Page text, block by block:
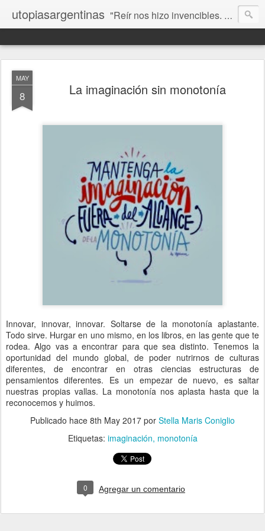
utopiasargentinas "Reír nos hizo invencibles. No como los que siempre ganan, sino como aquellos que no se rinden”. Frida Kahlo
MAY
8 La imaginación sin monotonía
Innovar, innovar, innovar. Soltarse de la monotonía aplastante.
Todo sirve. Hurgar en uno mismo, en los libros, en las gente que te
rodea. Algo vas a encontrar para que sea distinto. Tenemos la
oportunidad del mundo global, de poder nutrirnos de culturas
diferentes, de encontrar en otras ciencias estructuras de
pensamientos diferentes. Es un empezar de nuevo, es saltar
nuestras propias vallas. La monotonía nos aplasta hasta que la
reconocemos y huimos.
Publicado hace 8th May 2017 por Stella Maris Coniglio
Etiquetas: imaginación monotonía
0 Agregar un comentario